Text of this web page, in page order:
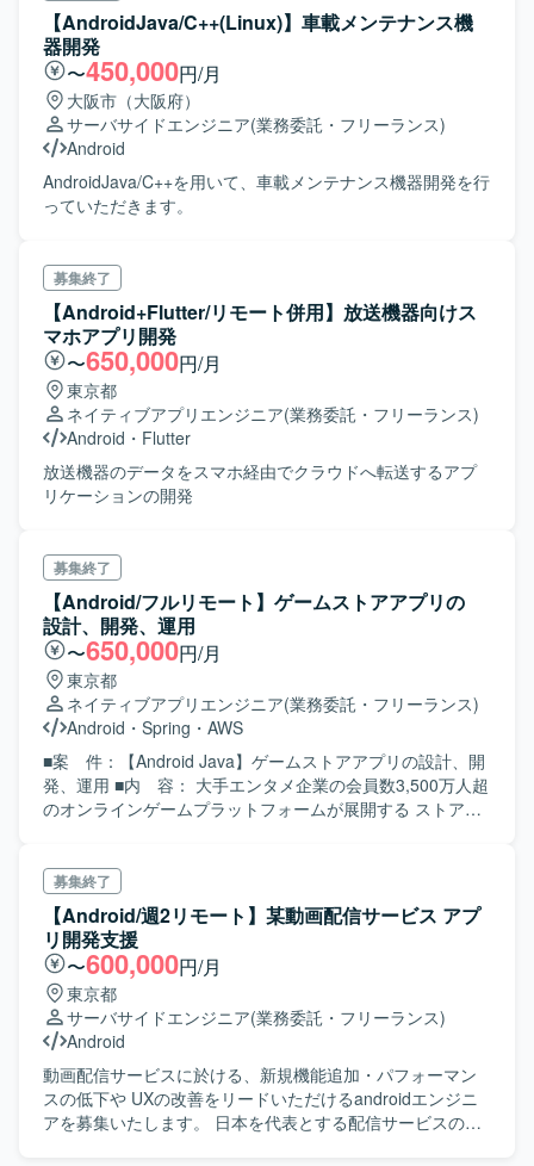
【AndroidJava/C++(Linux)】車載メンテナンス機
器開発
〜450,000円/月
大阪市（大阪府）
サーバサイドエンジニア(業務委託・フリーランス)
Android
AndroidJava/C++を用いて、車載メンテナンス機器開発を行
っていただきます。
募集終了
【Android+Flutter/リモート併用】放送機器向けス
マホアプリ開発
〜650,000円/月
東京都
ネイティブアプリエンジニア(業務委託・フリーランス)
Android ・ Flutter
放送機器のデータをスマホ経由でクラウドへ転送するアプ
リケーションの開発
募集終了
【Android/フルリモート】ゲームストアアプリの
設計、開発、運用
〜650,000円/月
東京都
ネイティブアプリエンジニア(業務委託・フリーランス)
Android ・ Spring ・ AWS
■案 件：【Android Java】ゲームストアアプリの設計、開
発、運用 ■内 容： 大手エンタメ企業の会員数3,500万人超
のオンラインゲームプラットフォームが展開する ストアア
開発や改善を通して、 国内最大級のゲームプラットフォー
ム事業のコア部分に 携わっていただくことのできるポジシ
ョンとなります。 ＜具体的な業務内容＞ ・機能及びキャン
ペーンの新規開発や改善 - 新機能含め提案、仕様検討
から関わることができます ・APIの設計/開発、DB設計、サ
ーバー負荷軽減 ・AWSなどのクラウドインフラを利用した
サービス設計/運用 ・パフォーマンスチューニングやバグ対
応 ・各種業務効率化に向けたツール開発 ・お客様からのお
問い合わせについての調査対応 ・新サービスに向けた技術
検証、PoC ＜スキル＞ ■必 須： ・Androidアプリ(Java)の
開発経験（2年程度以上） ・Webアプリケーションまたは
募集終了
【Android/週2リモート】某動画配信サービス アプ
リ開発支援
〜600,000円/月
東京都
サーバサイドエンジニア(業務委託・フリーランス)
Android
動画配信サービスに於ける、新規機能追加・パフォーマン
スの低下や UXの改善をリードいただけるandroidエンジニ
アを募集いたします。 日本を代表とする配信サービスのた